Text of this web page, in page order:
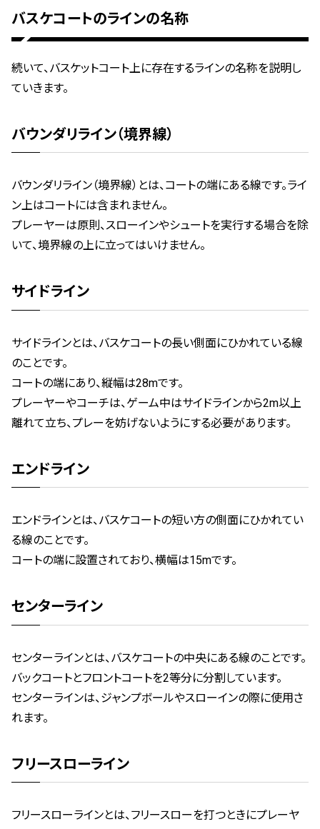
バスケコートのラインの名称
続いて、バスケットコート上に存在するラインの名称を説明し
ていきます。
バウンダリライン（境界線）
バウンダリライン（境界線）とは、コートの端にある線です。ライ
ン上はコートには含まれません。
プレーヤーは原則、スローインやシュートを実行する場合を除
いて、境界線の上に立ってはいけません。
サイドライン
サイドラインとは、バスケコートの長い側面にひかれている線
のことです。
コートの端にあり、縦幅は28mです。
プレーヤーやコーチは、ゲーム中はサイドラインから2m以上
離れて立ち、プレーを妨げないようにする必要があります。
エンドライン
エンドラインとは、バスケコートの短い方の側面にひかれてい
る線のことです。
コートの端に設置されており、横幅は15mです。
センターライン
センターラインとは、バスケコートの中央にある線のことです。
バックコートとフロントコートを2等分に分割しています。
センターラインは、ジャンプボールやスローインの際に使用さ
れます。
フリースローライン
フリースローラインとは、フリースローを打つときにプレーヤ